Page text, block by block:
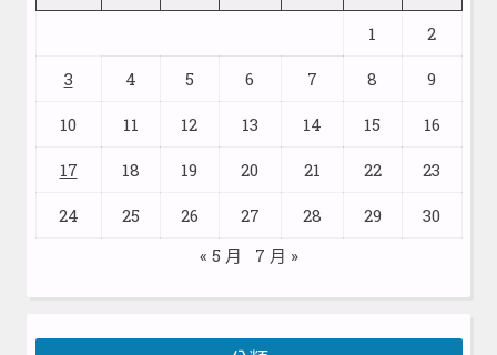
1 2
3 4 5 6 7 8 9
10 11 12 13 14 15 16
17 18 19 20 21 22 23
24 25 26 27 28 29
30
« 5 月
7 月 »